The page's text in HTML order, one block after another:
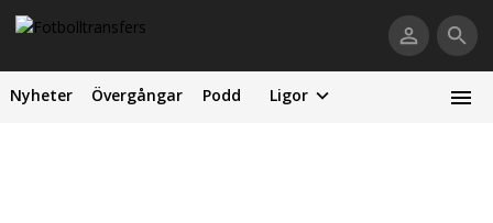
Nyheter Övergångar Podd Ligor